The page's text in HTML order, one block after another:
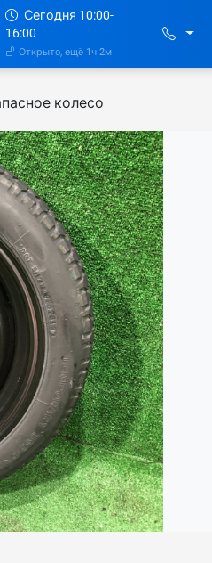
Сегодня 10:00-
16:00
Открыто, ещё 1ч 2м
колесо